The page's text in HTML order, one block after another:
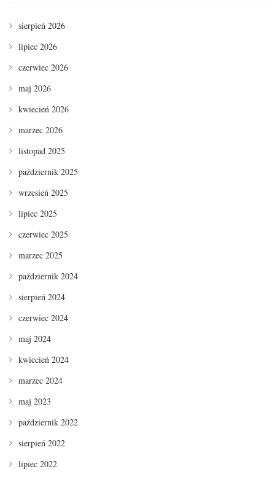
sierpień 2026
lipiec 2026
czerwiec 2026
maj 2026
kwiecień 2026
marzec 2026
listopad 2025
październik 2025
wrzesień 2025
lipiec 2025
czerwiec 2025
marzec 2025
październik 2024
sierpień 2024
czerwiec 2024
maj 2024
kwiecień 2024
marzec 2024
maj 2023
październik 2022
sierpień 2022
lipiec 2022